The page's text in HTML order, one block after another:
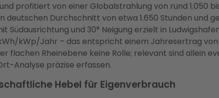
profitiert von einer Globalstrahlung von rund 1.050
Durchschnitt von etwa 1.650 Stunden und
Südausrichtung und 30° Neigung erzielt in
kWp/Jahr – das entspricht einem Jahresertrag
flachen Rheinebene keine Rolle; relevant sind allein
Analyse präzise erfassen.
Hebel für Eigenverbrauch